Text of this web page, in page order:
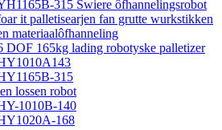
315 Swiere ôfhannelingsrobot
it palletisearjen fan grutte wurkstikken
materiaalôfhanneling
DOF 165kg lading robotyske palletizer
315
lossen robot
1010B-140
168